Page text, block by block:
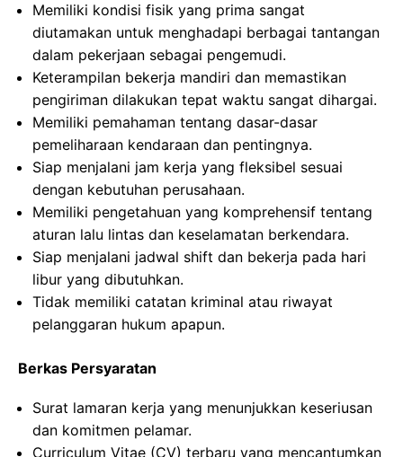
Memiliki kondisi fisik yang prima sangat
diutamakan untuk menghadapi berbagai tantangan
dalam pekerjaan sebagai pengemudi.
Keterampilan bekerja mandiri dan memastikan
pengiriman dilakukan tepat waktu sangat dihargai.
Memiliki pemahaman tentang dasar-dasar
pemeliharaan kendaraan dan pentingnya.
Siap menjalani jam kerja yang fleksibel sesuai
dengan kebutuhan perusahaan.
Memiliki pengetahuan yang komprehensif tentang
aturan lalu lintas dan keselamatan berkendara.
Siap menjalani jadwal shift dan bekerja pada hari
libur yang dibutuhkan.
Tidak memiliki catatan kriminal atau riwayat
pelanggaran hukum apapun.
Berkas Persyaratan
Surat lamaran kerja yang menunjukkan keseriusan
dan komitmen pelamar.
Curriculum Vitae (CV) terbaru yang mencantumkan